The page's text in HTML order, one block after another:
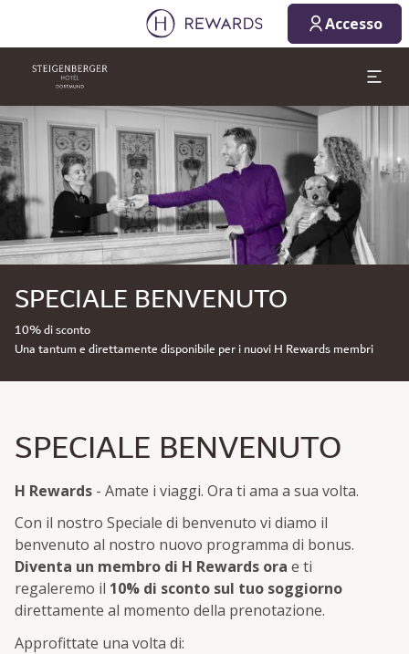
Accesso
Diapositiva 1 di 1
SPECIALE BENVENUTO
10% di sconto
Una tantum e direttamente disponibile per i nuovi H Rewards membri
SPECIALE BENVENUTO
H Rewards - Amate i viaggi. Ora ti ama a sua volta.
Con il nostro Speciale di benvenuto vi diamo il
benvenuto al nostro nuovo programma di bonus.
Diventa un membro di H Rewards ora e ti
regaleremo il 10% di sconto sul tuo soggiorno
direttamente al momento della prenotazione.
Approfittate una volta di: